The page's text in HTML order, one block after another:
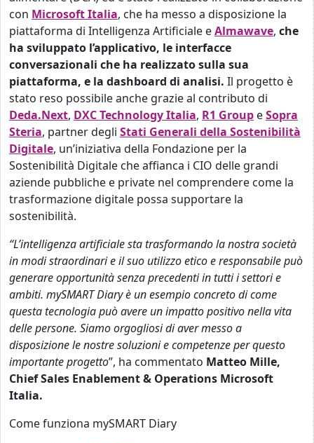
con Microsoft Italia, che ha messo a disposizione la
piattaforma di Intelligenza Artificiale eAlmawave, che
ha sviluppato l’applicativo, le interfacce
conversazionali che ha realizzato sulla sua
piattaforma, e la dashboard di analisi. Il progetto è
stato reso possibile anche grazie al contributo di
Deda.Next, DXC Technology Italia, R1 Group eSopra
Steria, partner degli Stati Generali della Sostenibilità
Digitale, un’iniziativa della Fondazione per la
Sostenibilità Digitale che affianca i CIO delle grandi
aziende pubbliche e private nel comprendere come la
trasformazione digitale possa supportare la
sostenibilità.
“L’intelligenza artificiale sta trasformando la nostra società
in modi straordinari e il suo utilizzo etico e responsabile può
generare opportunità senza precedenti in tutti i settori e
ambiti. mySMART Diary è un esempio concreto di come
questa tecnologia può avere un impatto positivo nella vita
delle persone. Siamo orgogliosi di aver messo a
disposizione le nostre soluzioni e competenze per questo
importante progetto”, ha commentato Matteo Mille,
Chief Sales Enablement & Operations Microsoft
Italia.
Come funziona mySMART Diary